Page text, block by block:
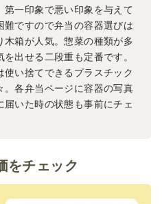
第一印象で悪い印象を与えて
難ですので弁当の容器選びは
箱が人気。惣菜の種類が多
出せる二段重も定番です。
い捨てできるプラスチック
。各弁当ページに容器の写真
いた時の状態も事前にチェ
をチェック